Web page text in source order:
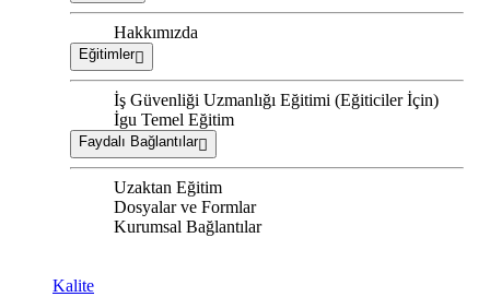
Hakkımızda
Eğitimler
İş Güvenliği Uzmanlığı Eğitimi (Eğiticiler İçin)
İgu Temel Eğitim
Faydalı Bağlantılar
Uzaktan Eğitim
Dosyalar ve Formlar
Kurumsal Bağlantılar
Kalite